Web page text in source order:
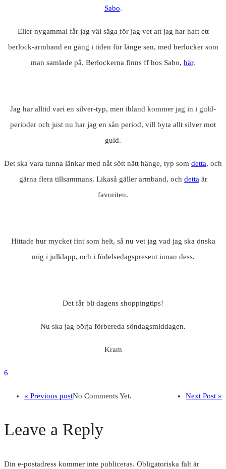
Sabo.
Eller nygammal får jag väl säga för jag vet att jag har haft ett
berlock-armband en gång i tiden för länge sen, med berlocker som
man samlade på. Berlockerna finns ff hos Sabo, här.
Jag har alltid vari en silver-typ, men ibland kommer jag in i guld-
perioder och just nu har jag en sån period, vill byta allt silver mot
guld.
Det ska vara tunna länkar med nåt sött nätt hänge, typ som detta, och
gärna flera tillsammans. Likaså gäller armband, och dettaär
favoriten.
Hittade hur mycket fint som helt, så nu vet jag vad jag ska önska
mig i julklapp, och i födelsedagspresent innan dess.
Det får bli dagens shoppingtips!
Nu ska jag börja förbereda söndagsmiddagen.
Kram
6
« Previous post Next Post »
No Comments Yet.
Leave a Reply
Din e-postadress kommer inte publiceras. Obligatoriska fält är